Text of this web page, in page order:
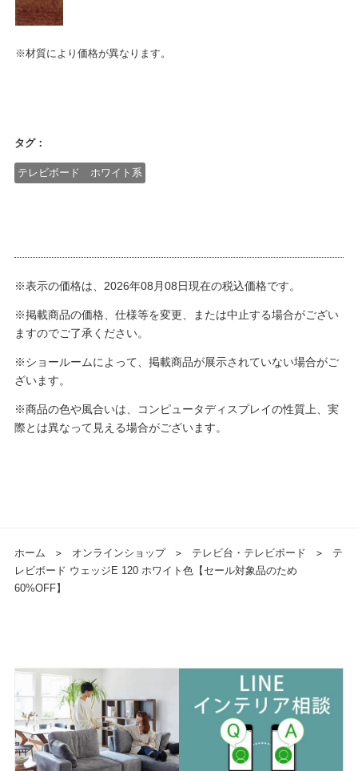
※材質により価格が異なります。
タグ：
テレビボード ホワイト系
※表示の価格は、2026年08月08日現在の税込価格です。
※掲載商品の価格、仕様等を変更、または中止する場合がござい
ますのでご了承ください。
※ショールームによって、掲載商品が展示されていない場合がご
ざいます。
※商品の色や風合いは、コンピュータディスプレイの性質上、実
際とは異なって見える場合がございます。
ホーム ＞ オンラインショップ ＞ テレビ台・テレビボード ＞
テ
レビボード ウェッジE 120 ホワイト色【セール対象品のため
60%OFF】